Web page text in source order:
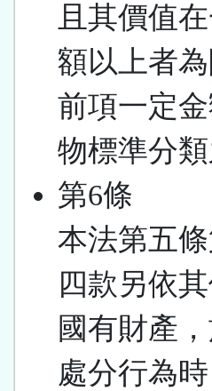
且其價值
額以上者為
前項一定
物標準分類
第6條
本法第五
四款另依
國有財產
處分行為